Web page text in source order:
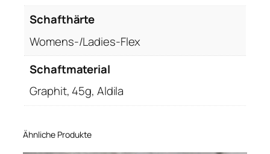
Schafthärte
Womens-/Ladies-Flex
Schaftmaterial
Graphit, 45g, Aldila
Ähnliche Produkte